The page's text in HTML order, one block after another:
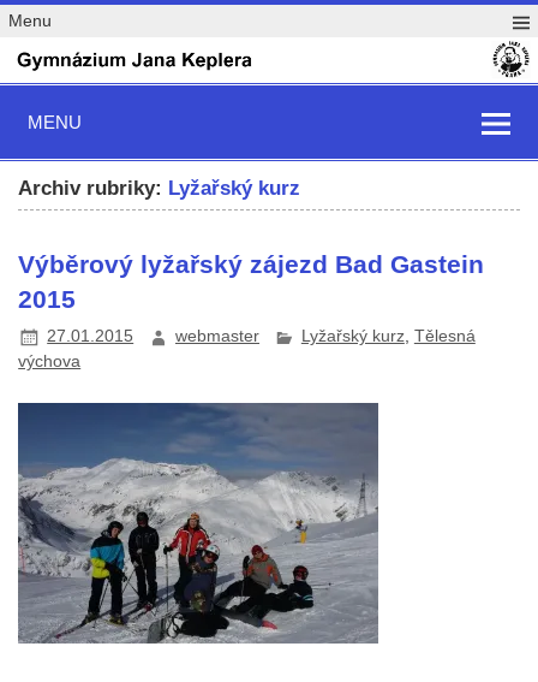
Menu
MENU
Archiv rubriky: Lyžařský kurz
Výběrový lyžařský zájezd Bad Gastein
2015
27.01.2015 webmaster Lyžařský kurz, Tělesná
výchova